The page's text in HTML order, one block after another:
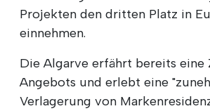
Projekten den dritten Platz in
einnehmen.
Die Algarve erfährt bereits eine
Angebots und erlebt eine
Verlagerung von